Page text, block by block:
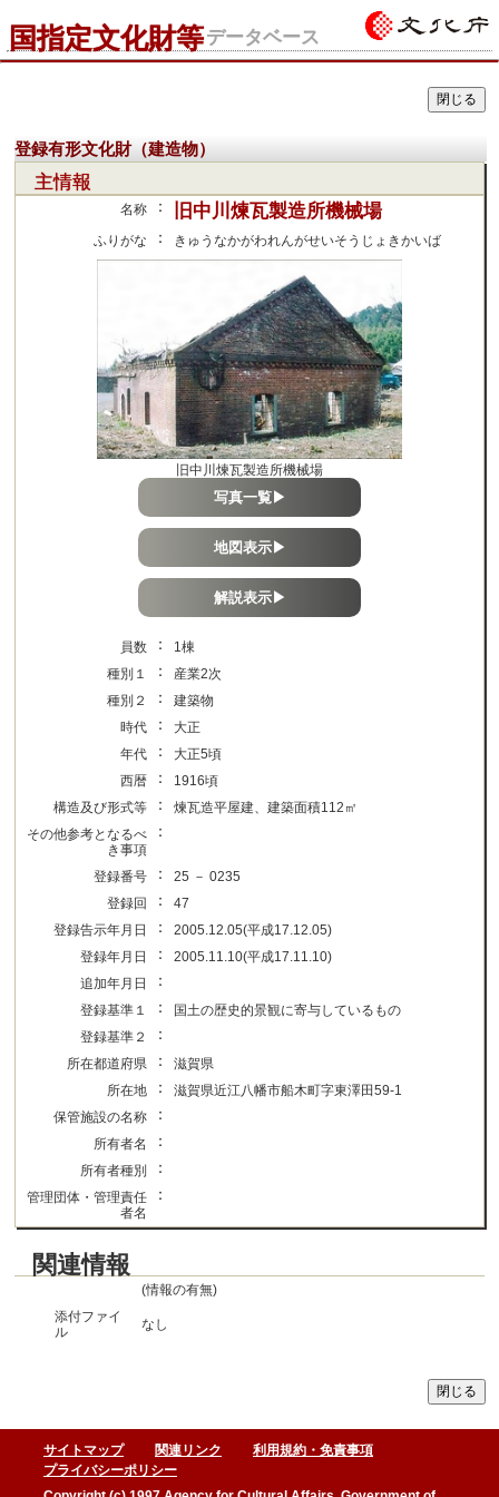
国指定文化財等データベース
登録有形文化財（建造物）
主情報
名称 ： 旧中川煉瓦製造所機械場
ふりがな ： きゅうなかがわれんがせいそうじょきかいば
旧中川煉瓦製造所機械場
写真一覧▶
地図表示▶
解説表示▶
員数 ：
1棟
種別１
：
産業2次
種別２
：
建築物
時代
：
大正
年代
：
大正5頃
西暦
：
1916頃
構造及び形式等
：
煉瓦造平屋建、建築面積112㎡
その他参考となるべ
き事項
：
登録番号 ：
25 － 0235
登録回
：
47
登録告示年月日
：
2005.12.05(平成17.12.05)
登録年月日
：
2005.11.10(平成17.11.10)
追加年月日
：
登録基準１ ：
国土の歴史的景観に寄与しているもの
登録基準２
：
所在都道府県 ：
滋賀県
所在地
：
滋賀県近江八幡市船木町字東澤田59-1
保管施設の名称
：
所有者名 ：
所有者種別 ：
管理団体・管理責任
者名
：
関連情報
(情報の有無)
添付ファイ
ル
なし
サイトマップ 関連リンク
利用規約・免責事項
プライバシーポリシー